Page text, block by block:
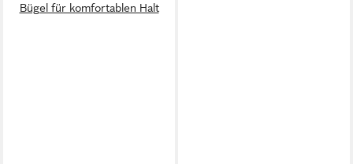
Bügel für komfortablen Halt